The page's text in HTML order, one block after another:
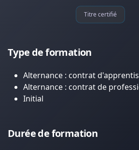
Titre certifié
Type de formation
Alternance : contrat
Alternance : contrat de
Initial
Durée de formation